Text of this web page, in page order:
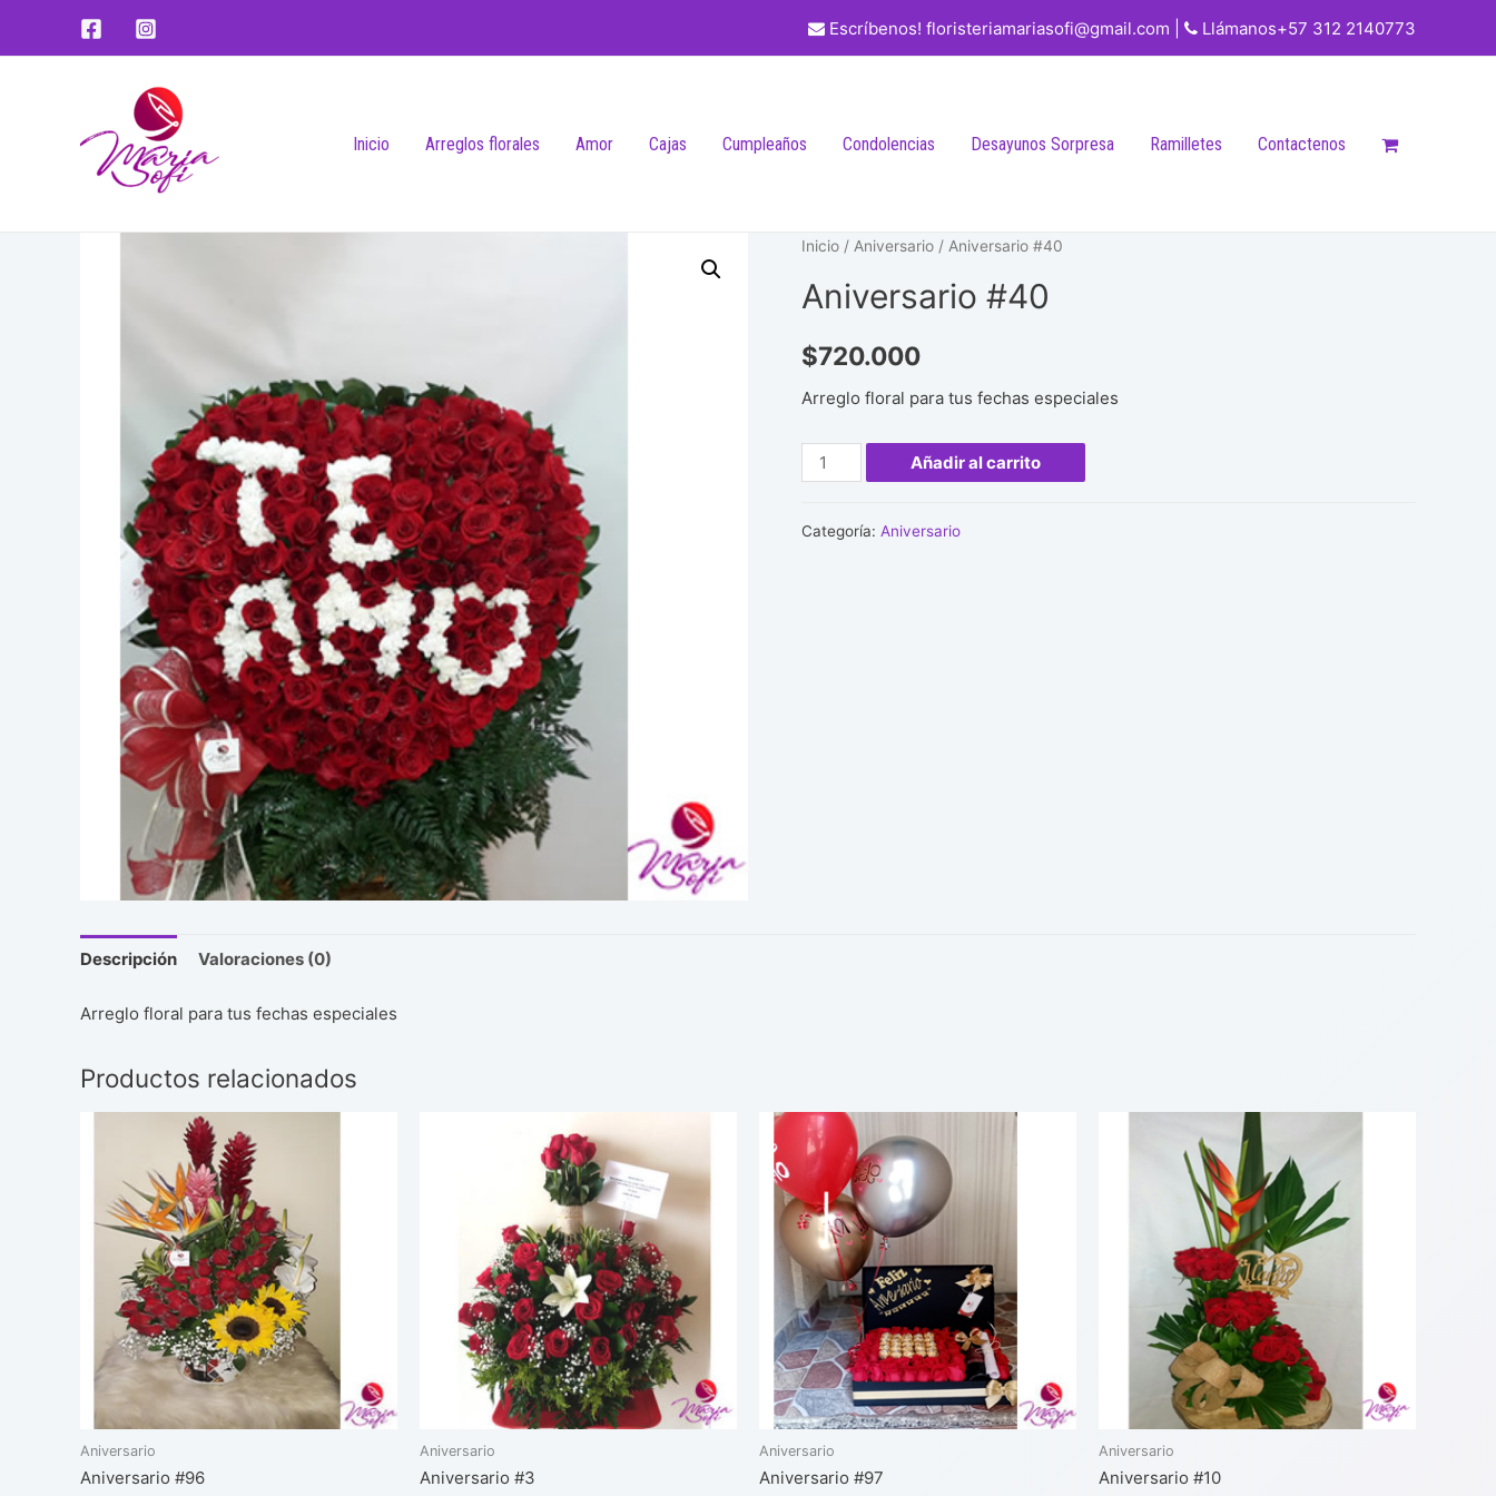
Escríbenos! floristeriamariasofi@gmail.com | Llámanos+57 312 2140773
Inicio Arreglos florales Amor Cajas Cumpleaños Condolencias Desayunos Sorpresa Ramilletes Contactenos
Inicio / Aniversario / Aniversario #40
Aniversario #40
$720.000
Arreglo floral para tus fechas especiales
Aniversario
#40
Añadir al carrito
Categoría: Aniversario
Descripción Valoraciones (0)
Arreglo floral para tus fechas especiales
Productos relacionados
Aniversario
Aniversario #96
Aniversario
Aniversario #3
Aniversario
Aniversario #97
Aniversario
Aniversario #10